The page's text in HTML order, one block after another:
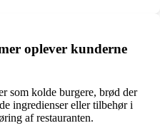
oplever kunderne
som kolde burgere, brød der
ingredienser eller tilbehør i
af restauranten.